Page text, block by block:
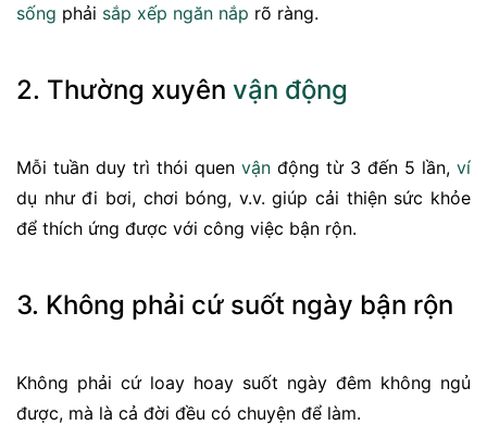
sống phải sắp xếp ngăn nắp rõ ràng.
2. Thường xuyên vận động
Mỗi tuần duy trì thói quen vận động từ 3 đến 5 lần, ví
dụ như đi bơi, chơi bóng, v.v. giúp cải thiện sức khỏe
để thích ứng được với công việc bận rộn.
3. Không phải cứ suốt ngày bận rộn
Không phải cứ loay hoay suốt ngày đêm không ngủ
được, mà là cả đời đều có chuyện để làm.